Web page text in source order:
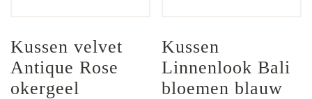
Kussen velvet
Antique Rose
okergeel
Kussen
Linnenlook Bali
bloemen blauw